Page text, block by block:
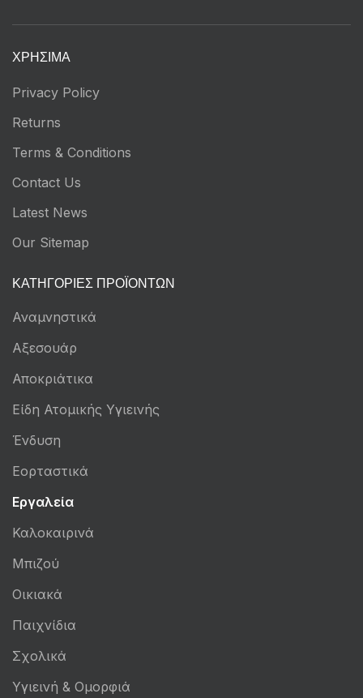
ΧΡΉΣΙΜΑ
Privacy Policy
Returns
Terms & Conditions
Contact Us
Latest News
Our Sitemap
ΚΑΤΗΓΟΡΊΕΣ ΠΡΟΪΌΝΤΩΝ
Αναμνηστικά
Αξεσουάρ
Αποκριάτικα
Είδη Ατομικής Υγιεινής
Ένδυση
Εορταστικά
Εργαλεία
Καλοκαιρινά
Μπιζού
Οικιακά
Παιχνίδια
Σχολικά
Υγιεινή & Ομορφιά